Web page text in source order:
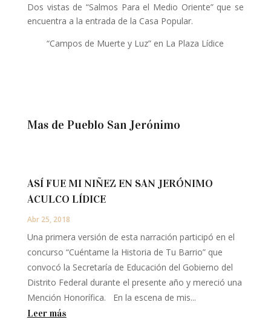
Dos vistas de “Salmos Para el Medio Oriente” que se
encuentra a la entrada de la Casa Popular.
“Campos de Muerte y Luz” en La Plaza Lídice
Mas de Pueblo San Jerónimo
ASÍ FUE MI NIÑEZ EN SAN JERÓNIMO
ACULCO LÍDICE
Abr 25, 2018
Una primera versión de esta narración participó en el
concurso “Cuéntame la Historia de Tu Barrio” que
convocó la Secretaría de Educación del Gobierno del
Distrito Federal durante el presente año y mereció una
Mención Honorífica. En la escena de mis...
Leer más